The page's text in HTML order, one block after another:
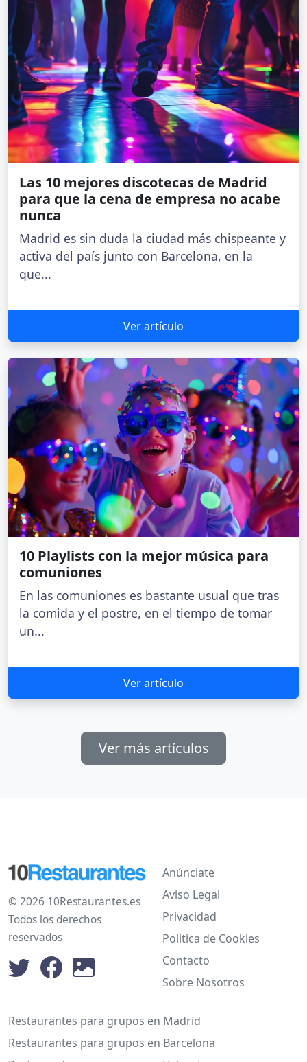
Las 10 mejores discotecas de Madrid
para que la cena de empresa no acabe
nunca
Madrid es sin duda la ciudad más chispeante y
activa del país junto con Barcelona, en la
que...
Ver artículo
10 Playlists con la mejor música para
comuniones
En las comuniones es bastante usual que tras
la comida y el postre, en el tiempo de tomar
un...
Ver artículo
Ver más artículos
© 2026 10Restaurantes.es
Todos los derechos
reservados
Anúnciate
Aviso Legal
Privacidad
Politica de Cookies
Contacto
Sobre Nosotros
Restaurantes para grupos en Madrid
Restaurantes para grupos en Barcelona